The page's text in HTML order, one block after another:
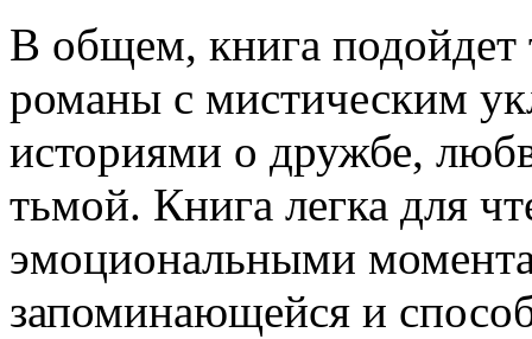
В общем, книга
романы с мистическим
историями о дружбе,
тьмой. Книга легка для
эмоциональными
запоминающейся и